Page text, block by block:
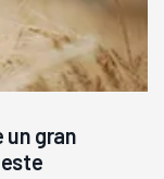
un gran